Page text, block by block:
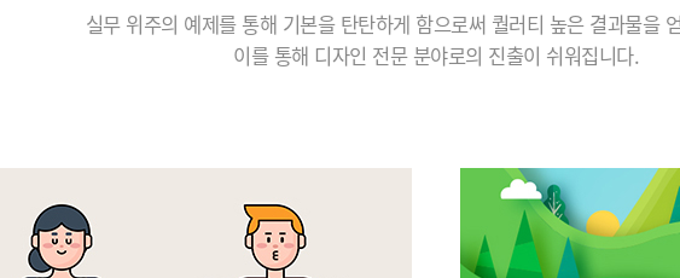
실무 위주의 예제를 통해 기본을 탄탄하게 함으로써 퀄러티 높은 결과물을
이를 통해 디자인 전문 분야로의 진출이 쉬워집니다.